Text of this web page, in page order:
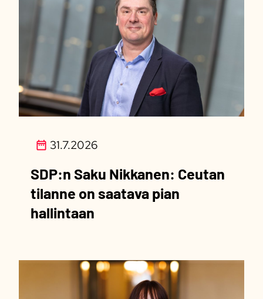
31.7.2026
SDP:n Saku Nikkanen: Ceutan
tilanne on saatava pian
hallintaan